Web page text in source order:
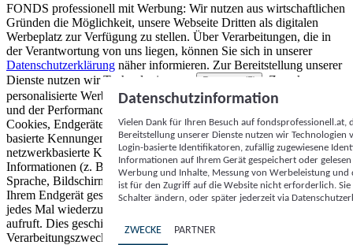
FONDS professionell mit Werbung: Wir nutzen aus wirtschaftlichen
Gründen die Möglichkeit, unsere Webseite Dritten als digitalen
Werbeplatz zur Verfügung zu stellen. Über Verarbeitungen, die in
der Verantwortung von uns liegen, können Sie sich in unserer
Datenschutzerklärung näher informieren. Zur Bereitstellung unserer
Dienste nutzen wir Technologien von
Partnern (5)
. Zwecke:
personalisierte Werbung und Inhalte, Messung von Werbeleistung
und der Performance von Inhalten sowie Zielgruppenforschung.
Cookies, Endgeräte- oder ähnliche Online-Kennungen (z. B. login-
basierte Kennungen, zufällig generierte Kennungen,
netzwerkbasierte Kennungen) können zusammen mit anderen
Informationen (z. B. Browsertyp und Browserinformationen,
Sprache, Bildschirmgröße, unterstützte Technologien usw.) auf
Ihrem Endgerät gespeichert oder von dort ausgelesen werden, um es
jedes Mal wiederzuerkennen, wenn es eine App oder einer Webseite
aufruft. Dies geschieht für einen oder mehrere der hier aufgeführten
Verarbeitungszwecke.
Datenschutzinformation
Vielen Dank für Ihren Besuch auf
Bereitstellung unserer Dienste nutzen wir Technologien
Login-basierte Identifikatoren, zufällig zugewiesene
Informationen auf Ihrem Gerät gespeichert oder
Werbung und Inhalte, Messung von Werbeleistung
ist für den Zugriff auf die Website nicht erforderlich.
Schalter ändern, oder später jederzeit via
ZWECKE PARTNER